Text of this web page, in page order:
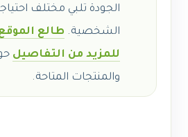
الجودة تلبي مختلف
الشخصية. طالع
للمزيد من التفاصيل
والمنتجات المتاحة.